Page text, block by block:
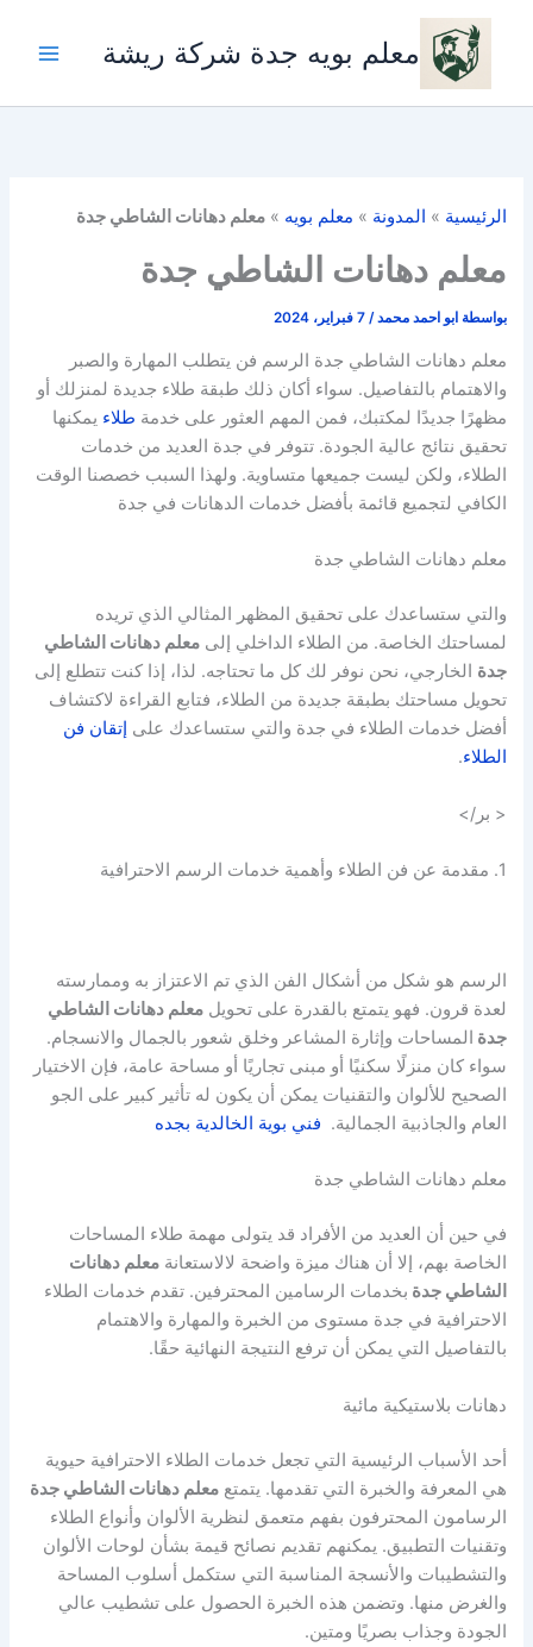
تخطي
المحتوى
معلم بويه جدة شركة ريشة
الرئيسية » المدونة » معلم بويه »معلم دهانات الشاطي جدة
معلم دهانات الشاطي جدة
بواسطة ابو احمد محمد/7 فبراير، 2024
معلم دهانات الشاطي جدة الرسم فن يتطلب المهارة والصبر
والاهتمام بالتفاصيل. سواء أكان ذلك طبقة طلاء جديدة لمنزلك أو
مظهرًا جديدًا لمكتبك، فمن المهم العثور على خدمة طلاء يمكنها
تحقيق نتائج عالية الجودة. تتوفر في جدة العديد من خدمات
الطلاء، ولكن ليست جميعها متساوية. ولهذا السبب خصصنا الوقت
الكافي لتجميع قائمة بأفضل خدمات الدهانات في جدة
معلم دهانات الشاطي جدة
والتي ستساعدك على تحقيق المظهر المثالي الذي تريده
لمساحتك الخاصة. من الطلاء الداخلي إلىمعلم دهانات الشاطي
جدة الخارجي، نحن نوفر لك كل ما تحتاجه. لذا، إذا كنت تتطلع إلى
تحويل مساحتك بطبقة جديدة من الطلاء، فتابع القراءة لاكتشاف
أفضل خدمات الطلاء في جدة والتي ستساعدك على إتقان فن
الطلاء.
< بر/>
1. مقدمة عن فن الطلاء وأهمية خدمات الرسم الاحترافية
الرسم هو شكل من أشكال الفن الذي تم الاعتزاز به وممارسته
لعدة قرون. فهو يتمتع بالقدرة على تحويلمعلم دهانات الشاطي
جدة المساحات وإثارة المشاعر وخلق شعور بالجمال والانسجام.
سواء كان منزلًا سكنيًا أو مبنى تجاريًا أو مساحة عامة، فإن الاختيار
الصحيح للألوان والتقنيات يمكن أن يكون له تأثير كبير على الجو
العام والجاذبية الجمالية. فني بوية الخالدية بجده
معلم دهانات الشاطي جدة
في حين أن العديد من الأفراد قد يتولى مهمة طلاء المساحات
الخاصة بهم، إلا أن هناك ميزة واضحة لالاستعانةمعلم دهانات
الشاطي جدة بخدمات الرسامين المحترفين. تقدم خدمات الطلاء
الاحترافية في جدة مستوى من الخبرة والمهارة والاهتمام
بالتفاصيل التي يمكن أن ترفع النتيجة النهائية حقًا.
دهانات بلاستيكية مائية
أحد الأسباب الرئيسية التي تجعل خدمات الطلاء الاحترافية حيوية
هي المعرفة والخبرة التي تقدمها. يتمتعمعلم دهانات الشاطي جدة
الرسامون المحترفون بفهم متعمق لنظرية الألوان وأنواع الطلاء
وتقنيات التطبيق. يمكنهم تقديم نصائح قيمة بشأن لوحات الألوان
والتشطيبات والأنسجة المناسبة التي ستكمل أسلوب المساحة
والغرض منها. وتضمن هذه الخبرة الحصول على تشطيب عالي
الجودة وجذاب بصريًا ومتين.